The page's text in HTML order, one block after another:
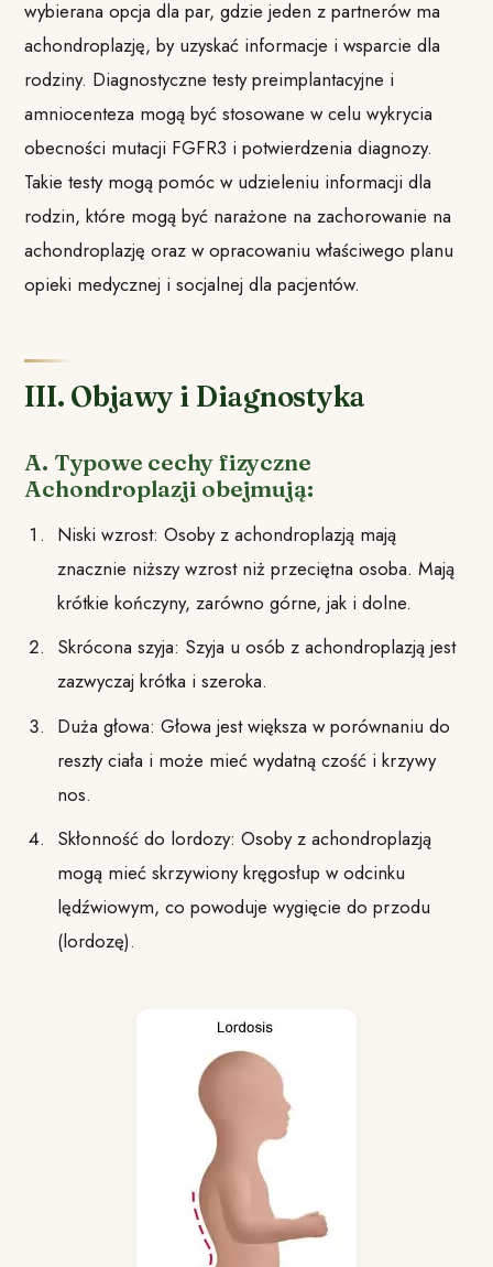
wybierana opcja dla par, gdzie jeden z partnerów ma
achondroplazję, by uzyskać informacje i wsparcie dla
rodziny. Diagnostyczne testy preimplantacyjne i
amniocenteza mogą być stosowane w celu wykrycia
obecności mutacji FGFR3 i potwierdzenia diagnozy.
Takie testy mogą pomóc w udzieleniu informacji dla
rodzin, które mogą być narażone na zachorowanie na
achondroplazję oraz w opracowaniu właściwego planu
opieki medycznej i socjalnej dla pacjentów.
III. Objawy i Diagnostyka
A. Typowe cechy fizyczne
Achondroplazji obejmują:
Niski wzrost: Osoby z achondroplazją mają
znacznie niższy wzrost niż przeciętna osoba. Mają
krótkie kończyny, zarówno górne, jak i dolne.
Skrócona szyja: Szyja u osób z achondroplazją jest
zazwyczaj krótka i szeroka.
Duża głowa: Głowa jest większa w porównaniu do
reszty ciała i może mieć wydatną czość i krzywy
nos.
Skłonność do lordozy: Osoby z achondroplazją
mogą mieć skrzywiony kręgosłup w odcinku
lędźwiowym, co powoduje wygięcie do przodu
(lordozę).